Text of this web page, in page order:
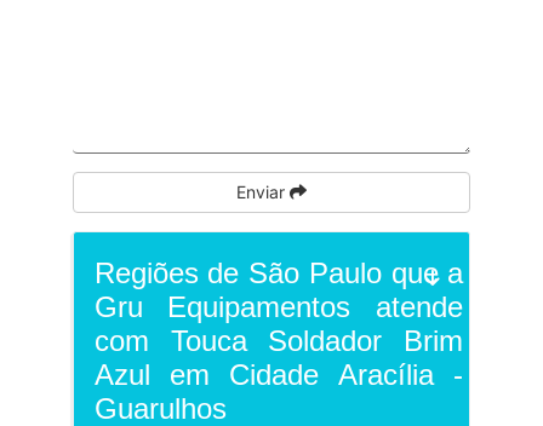
Enviar
Regiões de São Paulo que a
Gru Equipamentos atende
com Touca Soldador Brim
Azul em Cidade Aracília -
Guarulhos